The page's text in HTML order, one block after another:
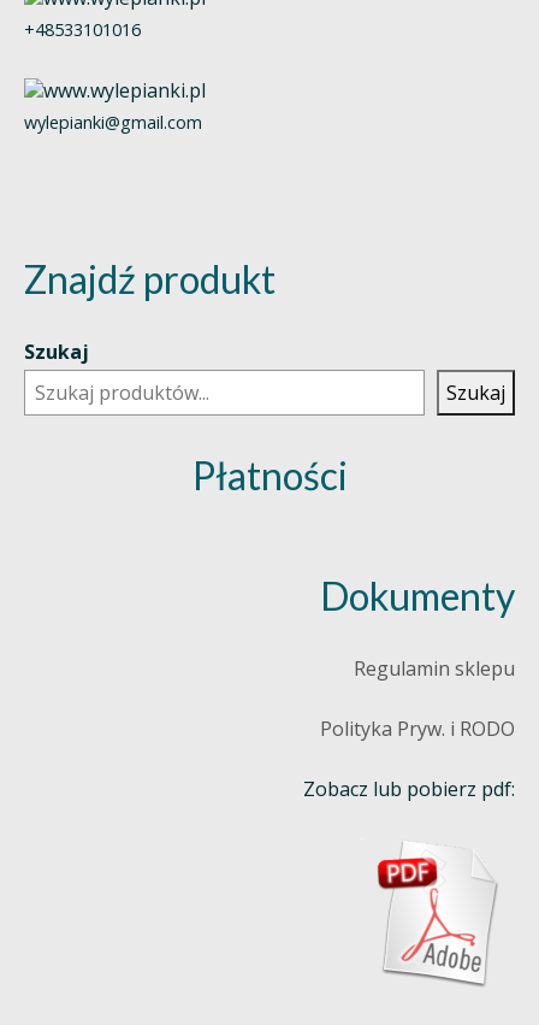
+48533101016
wylepianki@gmail.com
Znajdź produkt
Szukaj
Szukaj
Płatności
Dokumenty
Regulamin sklepu
Polityka Pryw. i RODO
Zobacz lub pobierz pdf: